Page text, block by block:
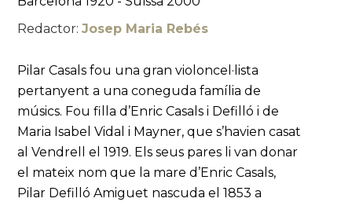
Redactor:Josep Maria Rebés
Pilar Casals fou una gran violoncel·lista
pertanyent a una coneguda família de
músics. Fou filla d’Enric Casals i Defilló i de
Maria Isabel Vidal i Mayner, que s’havien casat
al Vendrell el 1919. Els seus pares li van donar
el mateix nom que la mare d’Enric Casals,
Pilar Defilló Amiguet nascuda el 1853 a